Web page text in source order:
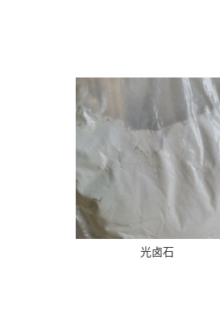
光卤石